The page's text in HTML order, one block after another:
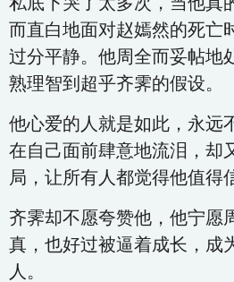
而直白地面对赵嫣然的死亡
过分平静。他周全而妥帖地
熟理智到超乎齐霁的假设。
他心爱的人就是如此，永远
在自己面前肆意地流泪，却
局，让所有人都觉得他值得
齐霁却不愿夸赞他，他宁愿
真，也好过被逼着成长，成
人。